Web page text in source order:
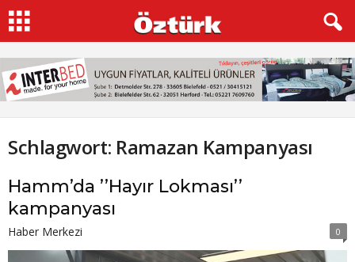
Schlagwort: Ramazan Kampanyası
Hamm’da ’’Hayır Lokması’’
kampanyası
Haber Merkezi 0